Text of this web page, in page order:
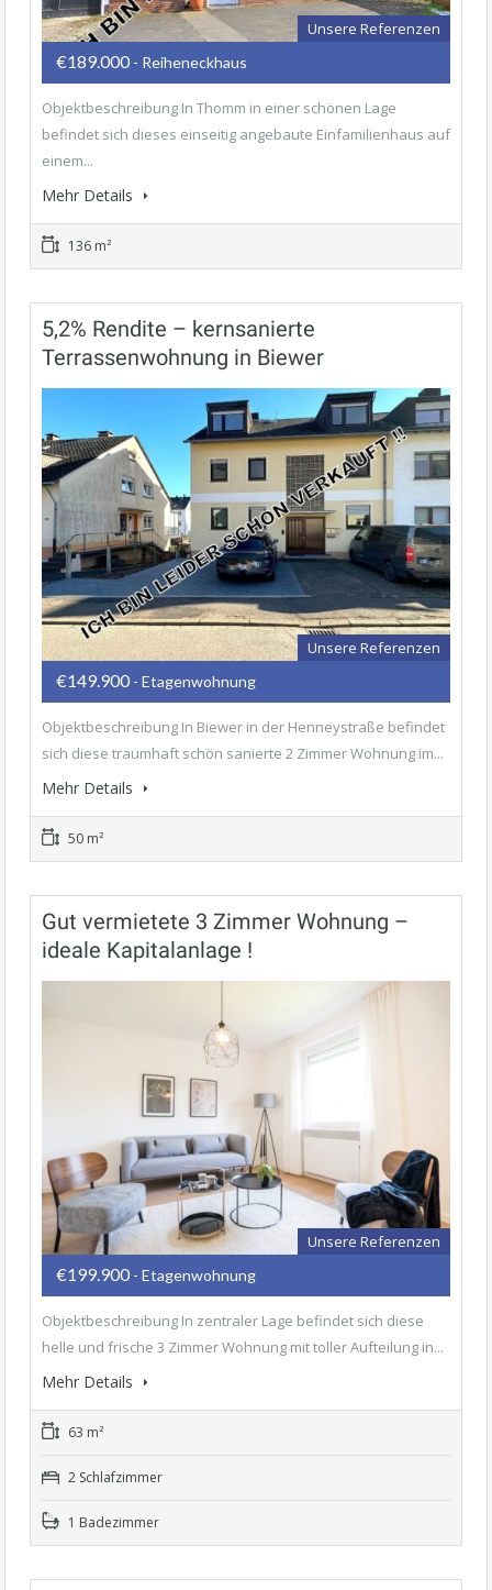
Unsere Referenzen
€189.000 - Reiheneckhaus
Objektbeschreibung In Thomm in einer schönen Lage
befindet sich dieses einseitig angebaute Einfamilienhaus auf
einem...
Mehr Details
136 m²
5,2% Rendite – kernsanierte
Terrassenwohnung in Biewer
Unsere Referenzen
€149.900 - Etagenwohnung
Objektbeschreibung In Biewer in der Henneystraße befindet
sich diese traumhaft schön sanierte 2 Zimmer Wohnung im...
Mehr Details
50 m²
Gut vermietete 3 Zimmer Wohnung –
ideale Kapitalanlage !
Unsere Referenzen
€199.900 - Etagenwohnung
Objektbeschreibung In zentraler Lage befindet sich diese
helle und frische 3 Zimmer Wohnung mit toller Aufteilung in...
Mehr Details
63 m²
2 Schlafzimmer
1 Badezimmer